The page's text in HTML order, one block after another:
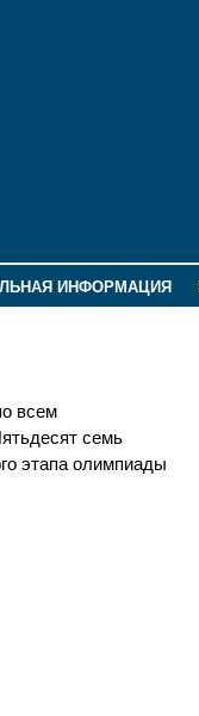
ИНФОРМАЦИЯ
всем
семь
этапа олимпиады